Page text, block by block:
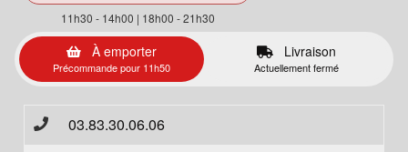
11h30 - 14h00 | 18h00 - 21h30
À emporter
Précommande pour 11h50
Livraison
Actuellement fermé
03.83.30.06.06